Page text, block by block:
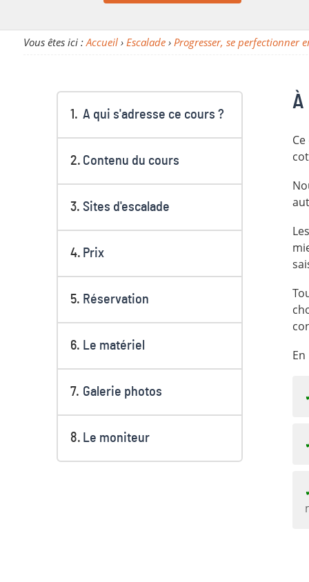
Vous êtes ici : Accueil› Escalade› Progresser, se perfectionner
A qui s'adresse ce cours ?
Contenu du cours
Sites d'escalade
Prix
Réservation
Le matériel
Galerie photos
Le moniteur
À